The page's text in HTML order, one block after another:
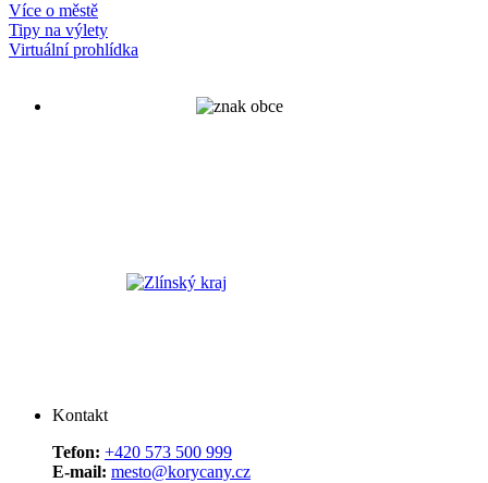
Více o městě
Tipy na výlety
Virtuální prohlídka
Kontakt
Tefon: +420 573 500 999
E-mail: mesto@korycany.cz